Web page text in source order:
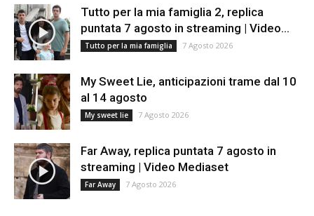
Tutto per la mia famiglia 2, replica
puntata 7 agosto in streaming | Video...
Tutto per la mia famiglia 7 Agosto 2026
My Sweet Lie, anticipazioni trame dal 10
al 14 agosto
My sweet lie 7 Agosto 2026
Far Away, replica puntata 7 agosto in
streaming | Video Mediaset
Far Away 7 Agosto 2026